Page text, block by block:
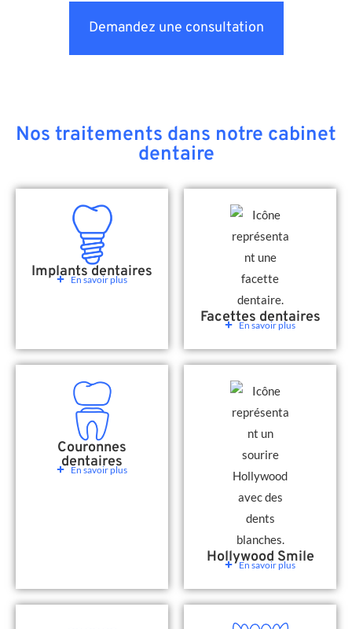
Demandez une consultation
Nos traitements dans notre cabinet
dentaire
Implants dentaires
En savoir plus
Facettes dentaires
En savoir plus
Couronnes
dentaires
En savoir plus
Hollywood Smile
En savoir plus